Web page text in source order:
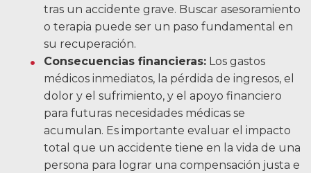
tras un accidente grave. Buscar asesoramiento
o terapia puede ser un paso fundamental en
su recuperación.
Consecuencias financieras: Los gastos
médicos inmediatos, la pérdida de ingresos, el
dolor y el sufrimiento, y el apoyo financiero
para futuras necesidades médicas se
acumulan. Es importante evaluar el impacto
total que un accidente tiene en la vida de una
persona para lograr una compensación justa e